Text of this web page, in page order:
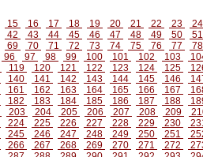
15 16 17 18 19 20 21 22 23
42 43 44 45 46 47 48 49 50
69 70 71 72 73 74 75 76 77
96 97 98 99 100 101 102 103
119 120 121 122 123 124 125
140 141 142 143 144 145 146
161 162 163 164 165 166 167
182 183 184 185 186 187 188
203 204 205 206 207 208 209
224 225 226 227 228 229 230
245 246 247 248 249 250 251
266 267 268 269 270 271 272